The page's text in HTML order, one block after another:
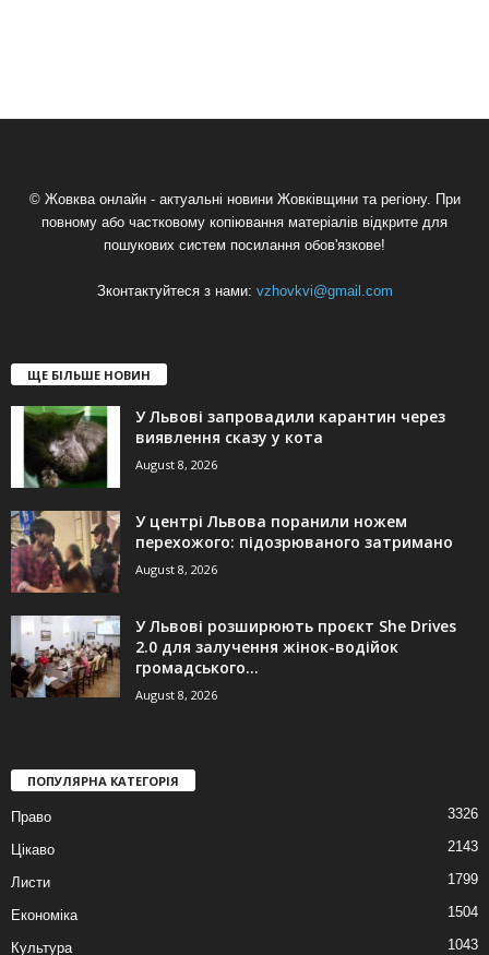
© Жовква онлайн - актуальні новини Жовківщини та регіону. При
повному або частковому копіювання матеріалів відкрите для
пошукових систем посилання обов'язкове!
Зконтактуйтеся з нами: vzhovkvi@gmail.com
ЩЕ БІЛЬШЕ НОВИН
У Львові запровадили карантин через
виявлення сказу у кота
August 8, 2026
У центрі Львова поранили ножем
перехожого: підозрюваного затримано
August 8, 2026
У Львові розширюють проєкт She Drives
2.0 для залучення жінок-водійок
громадського...
August 8, 2026
ПОПУЛЯРНА КАТЕГОРІЯ
Право 3326
Цікаво 2143
Листи 1799
Економіка 1504
Культура 1043